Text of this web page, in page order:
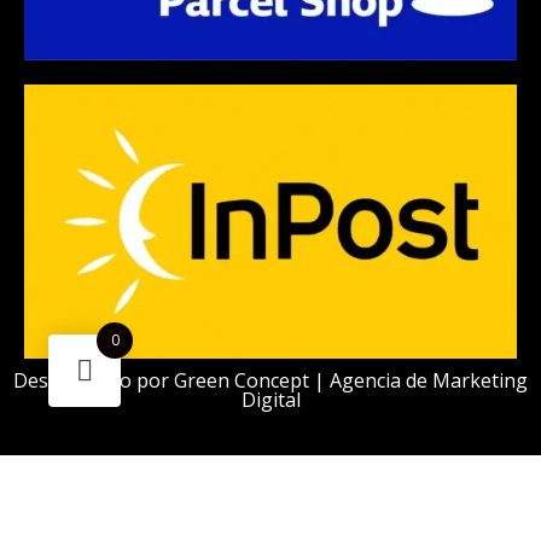
Desarrollado porGreen Concept | Agencia de Marketing
Digital
0